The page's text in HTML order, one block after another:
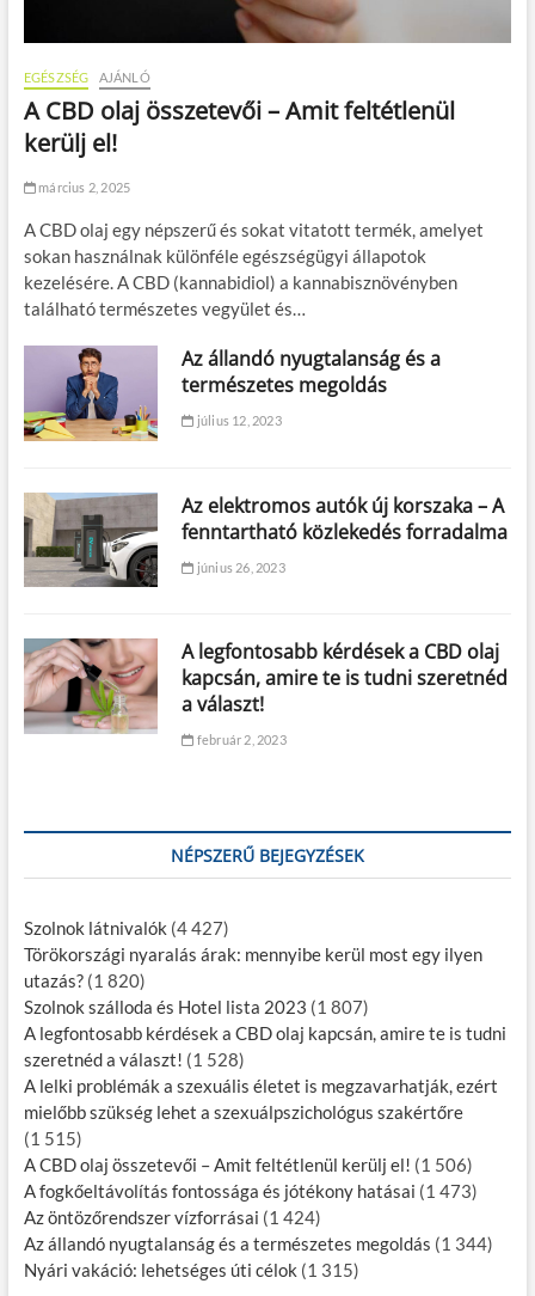
EGÉSZSÉG AJÁNLÓ
A CBD olaj összetevői – Amit feltétlenül
kerülj el!
március 2, 2025
A CBD olaj egy népszerű és sokat vitatott termék, amelyet
sokan használnak különféle egészségügyi állapotok
kezelésére. A CBD (kannabidiol) a kannabisznövényben
található természetes vegyület és…
Az állandó nyugtalanság és a
természetes megoldás
július 12, 2023
Az elektromos autók új korszaka – A
fenntartható közlekedés forradalma
június 26, 2023
A legfontosabb kérdések a CBD olaj
kapcsán, amire te is tudni szeretnéd
a választ!
február 2, 2023
NÉPSZERŰ BEJEGYZÉSEK
Szolnok látnivalók (4 427)
Törökországi nyaralás árak: mennyibe kerül most egy ilyen
utazás? (1 820)
Szolnok szálloda és Hotel lista 2023 (1 807)
A legfontosabb kérdések a CBD olaj kapcsán, amire te is tudni
szeretnéd a választ! (1 528)
A lelki problémák a szexuális életet is megzavarhatják, ezért
mielőbb szükség lehet a szexuálpszichológus szakértőre
(1 515)
A CBD olaj összetevői – Amit feltétlenül kerülj el! (1 506)
A fogkőeltávolítás fontossága és jótékony hatásai (1 473)
Az öntözőrendszer vízforrásai (1 424)
Az állandó nyugtalanság és a természetes megoldás (1 344)
Nyári vakáció: lehetséges úti célok (1 315)